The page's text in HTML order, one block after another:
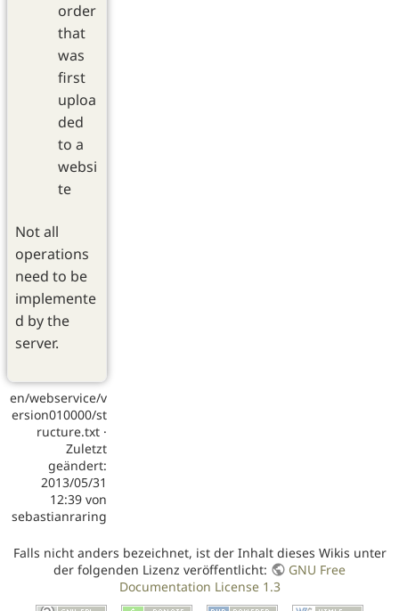
order
that
was
first
uploa
ded
to a
websi
te
Not all
operations
need to be
implemente
d by the
server.
en/webservice/v
ersion010000/st
ructure.txt ·
Zuletzt
geändert:
2013/05/31
12:39 von
sebastianraring
Falls nicht anders bezeichnet, ist der Inhalt dieses Wikis unter
der folgenden Lizenz veröffentlicht:
GNU Free
Documentation License 1.3